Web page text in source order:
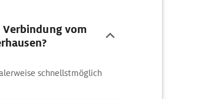
vom
schnellstmöglich